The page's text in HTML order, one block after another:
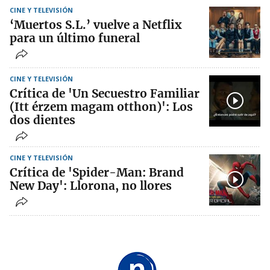
CINE Y TELEVISIÓN
‘Muertos S.L.’ vuelve a Netflix
para un último funeral
CINE Y TELEVISIÓN
Crítica de 'Un Secuestro Familiar
(Itt érzem magam otthon)': Los
dos dientes
CINE Y TELEVISIÓN
Crítica de 'Spider-Man: Brand
New Day': Llorona, no llores